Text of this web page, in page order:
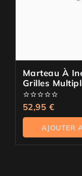
Marteau À
Grilles
Acier Au
0
de
5
52,95 €
AJOUTER